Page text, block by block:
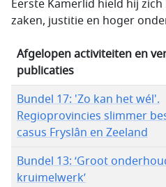
Eerste Kamerlid hield hij
zaken, justitie en hoger
Afgelopen activiteiten en
publicaties
Bundel 17: 'Zo kan het wél'.
Regioprovincies slimmer
casus Fryslân en Zeeland
Bundel 13: ‘Groot
kruimelwerk’